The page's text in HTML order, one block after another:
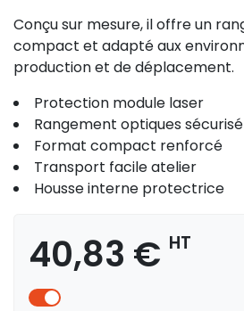
Conçu sur mesure, il offre un
compact et adapté aux
production et de déplacement.
Protection module laser
Rangement optiques sécurisé
Format compact renforcé
Transport facile atelier
Housse interne protectrice
40,83 € HT